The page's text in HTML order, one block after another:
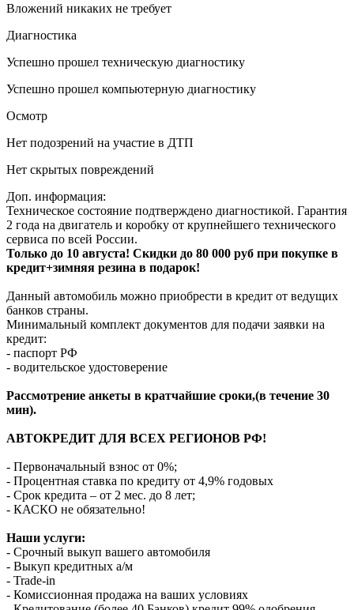
Вложений никаких не требует
Диагностика
Успешно прошел техническую диагностику
Успешно прошел компьютерную диагностику
Осмотр
Нет подозрений на участие в ДТП
Нет скрытых повреждений
Доп. информация:
Техническое состояние подтверждено диагностикой. Гарантия
2 года на двигатель и коробку от крупнейшего технического
сервиса по всей России.
Только до 10 августа! Скидки до 80 000 руб при покупке в
кредит+зимняя резина в подарок!
Данный автомобиль можно приобрести в кредит от ведущих
банков страны.
Минимальный комплект документов для подачи заявки на
кредит:
- паспорт РФ
- водительское удостоверение
Рассмотрение анкеты в кратчайшие сроки,(в течение 30
мин).
АВТОКРЕДИТ ДЛЯ ВСЕХ РЕГИОНОВ РФ!
- Первоначальный взнос от 0%;
- Процентная ставка по кредиту от 4,9% годовых
- Срок кредита – от 2 мес. до 8 лет;
- КАСКО не обязательно!
Наши услуги:
- Срочный выкуп вашего автомобиля
- Выкуп кредитных а/м
- Trade-in
- Комиссионная продажа на ваших условиях